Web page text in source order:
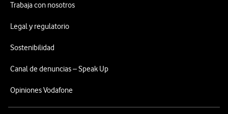
Trabaja con nosotros
Legal y regulatorio
Sostenibilidad
Canal de denuncias – Speak Up
Opiniones Vodafone